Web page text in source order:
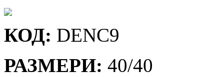
КОД: DENC9
РАЗМЕРИ: 40/40